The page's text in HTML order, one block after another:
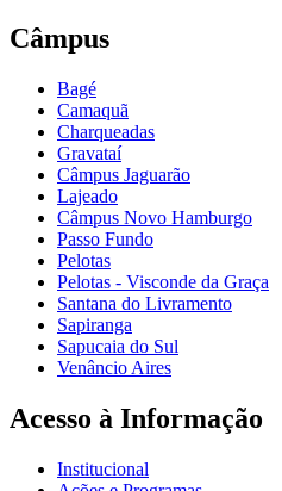
Câmpus
Bagé
Camaquã
Charqueadas
Gravataí
Câmpus Jaguarão
Lajeado
Câmpus Novo Hamburgo
Passo Fundo
Pelotas
Pelotas - Visconde da Graça
Santana do Livramento
Sapiranga
Sapucaia do Sul
Venâncio Aires
Acesso à Informação
Institucional